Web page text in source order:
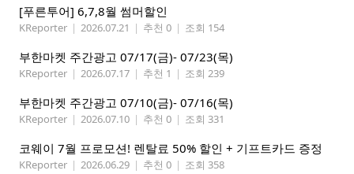
[푸른투어] 6,7,8월 썸머할인
KReporter | 2026.07.21 | 추천 0 | 조회 154
부한마켓 주간광고 07/17(금)- 07/23(목)
KReporter | 2026.07.17 | 추천 1 | 조회 239
부한마켓 주간광고 07/10(금)- 07/16(목)
KReporter | 2026.07.10 | 추천 0 | 조회 331
코웨이 7월 프로모션! 렌탈료 50% 할인 + 기프트카드 증정
KReporter | 2026.06.29 | 추천 0 | 조회 358